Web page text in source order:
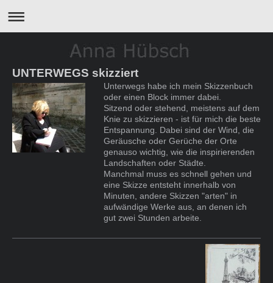
UNTERWEGS skizziert
Unterwegs habe ich mein Skizzenbuch
oder einen Block immer dabei.
Sitzend oder stehend, meistens auf dem
Knie zu skizzieren - ist für mich die beste
Entspannung. Dabei sind der Wind, die
Geräusche oder Gerüche der Orte
genauso wichtig, wie die inspirierenden
Landschaften oder Städte.
Manchmal muss es schnell gehen und
eine Skizze entsteht innerhalb von
Minuten, andere Skizzen "arten" in
aufwändige Werke aus, an denen ich
gut zwei Stunden arbeite.